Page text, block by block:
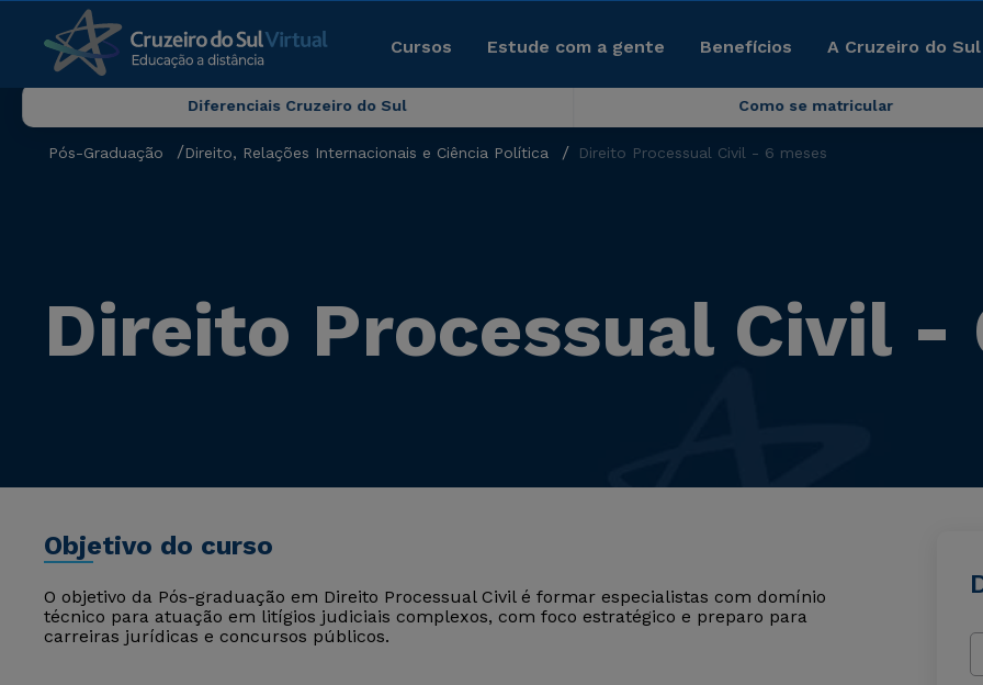
Cursos Estude com a gente Benefícios A Cruzeiro do
Diferenciais Cruzeiro do Sul Como se matricular
Pós-Graduação Direito, Relações Internacionais e Ciência Política Direito Processual Civil - 6 meses
Direito Processual Civil -
Objetivo do curso
O objetivo da Pós-graduação em Direito Processual Civil é formar especialistas com domínio
técnico para atuação em litígios judiciais complexos, com foco estratégico e preparo para
carreiras jurídicas e concursos públicos.